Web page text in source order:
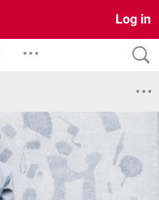
Log in